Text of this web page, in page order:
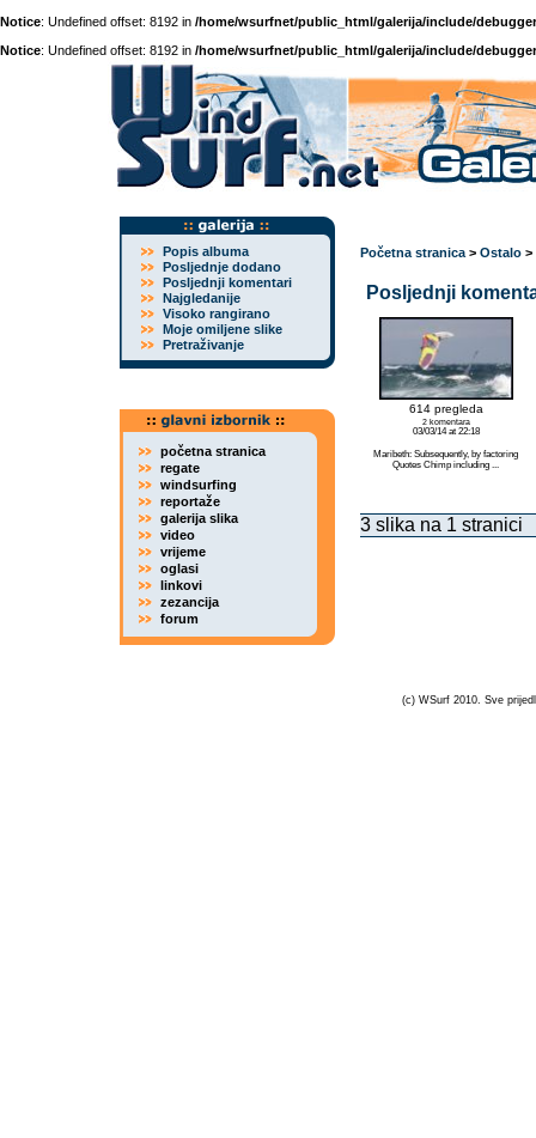
Notice: Undefined offset: 8192 in /home/wsurfnet/public_html/galerija/include/
Notice: Undefined offset: 8192 in /home/wsurfnet/public_html/galerija/include/
Popis albuma
Posljednje dodano
Posljednji komentari
Najgledanije
Visoko rangirano
Moje omiljene slike
Pretraživanje
početna stranica
regate
windsurfing
reportaže
galerija slika
video
vrijeme
oglasi
linkovi
zezancija
forum
Početna stranica > Ostalo >
Posljednji
614 pregleda
2 komentara
03/03/14 at 22:18
Maribeth: Subsequently, by factoring
Quotes Chimp including ...
3 slika na 1 stranici
(c) WSurf 2010. Sve